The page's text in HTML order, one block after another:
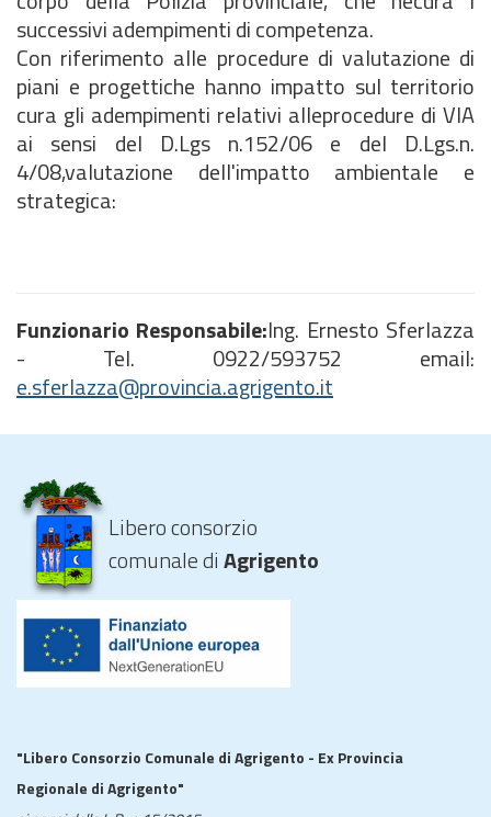
successivi adempimenti di competenza.
Con riferimento alle procedure di valutazione di
piani e progettiche hanno impatto sul territorio
cura gli adempimenti relativi alleprocedure di VIA
ai sensi del D.Lgs n.152/06 e del D.Lgs.n.
4/08,valutazione dell'impatto ambientale e
strategica:
Funzionario Responsabile:Ing. Ernesto Sferlazza
- Tel. 0922/593752 email:
e.sferlazza@provincia.agrigento.it
Libero consorzio
comunale diAgrigento
"Libero Consorzio Comunale di Agrigento - Ex Provincia
Regionale di Agrigento"